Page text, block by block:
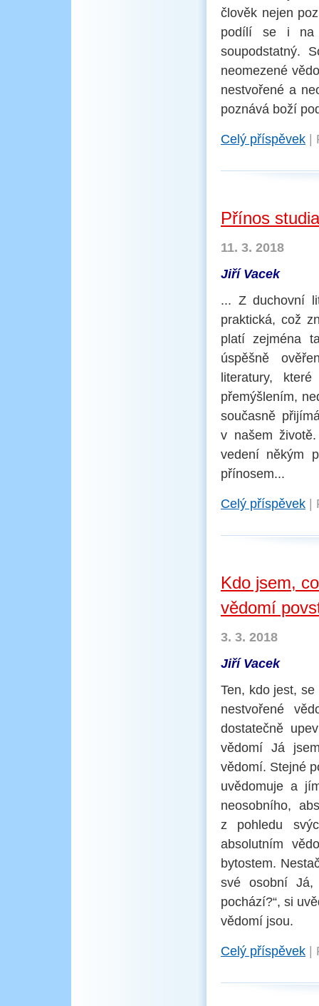
člověk nejen
podílí se i na
soupodstatný.
neomezené
nestvořené a
poznává boží
Celý příspěvek
Přínos
11. 3. 2018
Jiří Vacek
... Z duchovní
praktická, což
platí zejména
úspěšně
literatury,
přemýšlením,
současně
v našem
vedení někým
přínosem...
Celý příspěvek
Kdo jsem,
vědomí
3. 3. 2018
Jiří Vacek
Ten, kdo jest,
nestvořené
dostatečně
vědomí Já
vědomí. Stejné
uvědomuje a
neosobního,
z pohledu
absolutním
bytostem.
své osobní
pochází?“, si
vědomí jsou.
Celý příspěvek